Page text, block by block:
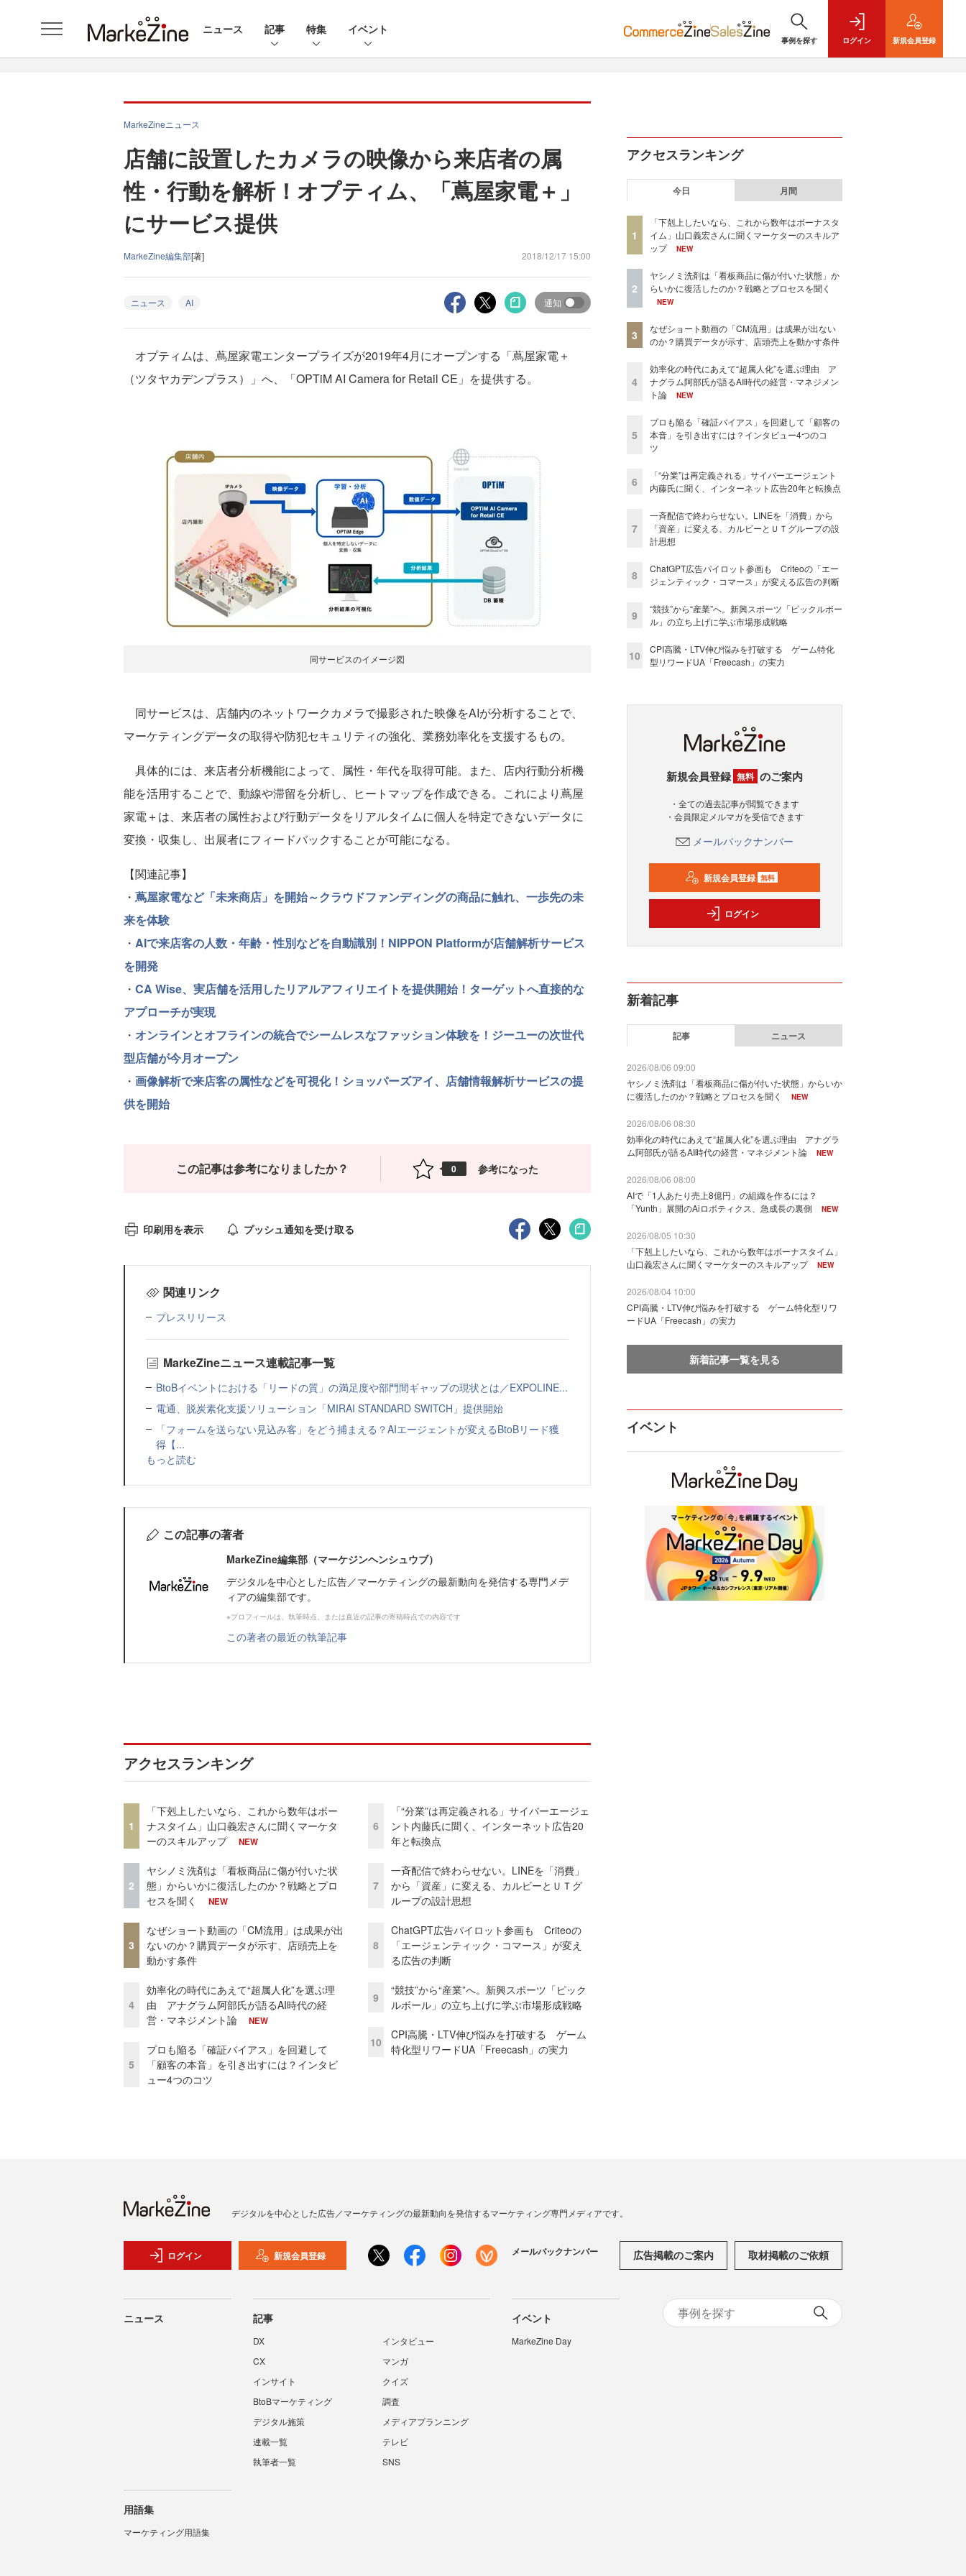
ニュース 記事 特集 イベント
事例を探す ログイン 新規会員登録
MarkeZineニュース
店舗に設置したカメラの映像から来店者の属
性・行動を解析！オプティム、「蔦屋家電＋」
にサービス提供
MarkeZine編集部[著] 2018/12/17 15:00
ニュース AI 通知
オプティムは、蔦屋家電エンタープライズが2019年4月にオープンする「蔦屋家電＋
（ツタヤカデンプラス）」へ、「OPTiM AI Camera for Retail CE」を提供する。
同サービスのイメージ図
同サービスは、店舗内のネットワークカメラで撮影された映像をAIが分析することで、
マーケティングデータの取得や防犯セキュリティの強化、業務効率化を支援するもの。
具体的には、来店者分析機能によって、属性・年代を取得可能。また、店内行動分析機
能を活用することで、動線や滞留を分析し、ヒートマップを作成できる。これにより蔦屋
家電＋は、来店者の属性および行動データをリアルタイムに個人を特定できないデータに
変換・収集し、出展者にフィードバックすることが可能になる。
【関連記事】
・ 蔦屋家電など「未来商店」を開始～クラウドファンディングの商品に触れ、一歩先の未
来を体験
・ AIで来店客の人数・年齢・性別などを自動識別！NIPPON Platformが店舗解析サービス
を開発
・ CA Wise、実店舗を活用したリアルアフィリエイトを提供開始！ターゲットへ直接的な
アプローチが実現
・ オンラインとオフラインの統合でシームレスなファッション体験を！ジーユーの次世代
型店舗が今月オープン
・ 画像解析で来店客の属性などを可視化！ショッパーズアイ、店舗情報解析サービスの提
供を開始
この記事は参考になりましたか？ 0 参考になった
印刷用を表示 プッシュ通知を受け取る
関連リンク
プレスリリース
MarkeZineニュース連載記事一覧
BtoBイベントにおける「リードの質」の満足度や部門間ギャップの現状とは／EXPOLINE...
電通、脱炭素化支援ソリューション「MIRAI STANDARD SWITCH」提供開始
「フォームを送らない見込み客」をどう捕まえる？AIエージェントが変えるBtoBリード獲
得【...
もっと読む
この記事の著者
MarkeZine編集部（マーケジンヘンシュウブ）
デジタルを中心とした広告／マーケティングの最新動向を発信する専門メデ
ィアの編集部です。
※プロフィールは、執筆時点、または直近の記事の寄稿時点での内容です
この著者の最近の執筆記事
アクセスランキング
1
「下剋上したいなら、これから数年はボー
ナスタイム」山口義宏さんに聞くマーケタ
ーのスキルアップ
NEW
2
ヤシノミ洗剤は「看板商品に傷が付いた状
態」からいかに復活したのか？戦略とプロ
セスを聞く
NEW
3
なぜショート動画の「CM流用」は成果が出
ないのか？購買データが示す、店頭売上を
動かす条件
4
効率化の時代にあえて“超属人化”を選ぶ理
由 アナグラム阿部氏が語るAI時代の経
営・マネジメント論
NEW
5
プロも陥る「確証バイアス」を回避して
「顧客の本音」を引き出すには？インタビ
ュー4つのコツ
6
「“分業”は再定義される」サイバーエージェ
ント内藤氏に聞く、インターネット広告20
年と転換点
7
一斉配信で終わらせない。LINEを「消費」
から「資産」に変える、カルビーとＵＴグ
ループの設計思想
8
ChatGPT広告パイロット参画も Criteoの
「エージェンティック・コマース」が変え
る広告の判断
9
“競技”から“産業”へ。新興スポーツ「ピック
ルボール」の立ち上げに学ぶ市場形成戦略
10
CPI高騰・LTV伸び悩みを打破する ゲーム
特化型リワードUA「Freecash」の実力
アクセスランキング
今日 月間
1
「下剋上したいなら、これから数年はボーナスタ
イム」山口義宏さんに聞くマーケターのスキルア
ップ
NEW
2
ヤシノミ洗剤は「看板商品に傷が付いた状態」か
らいかに復活したのか？戦略とプロセスを聞く
NEW
3
なぜショート動画の「CM流用」は成果が出ない
のか？購買データが示す、店頭売上を動かす条件
4
効率化の時代にあえて“超属人化”を選ぶ理由 ア
ナグラム阿部氏が語るAI時代の経営・マネジメン
ト論
NEW
5
プロも陥る「確証バイアス」を回避して「顧客の
本音」を引き出すには？インタビュー4つのコ
ツ
6
「“分業”は再定義される」サイバーエージェント
内藤氏に聞く、インターネット広告20年と転換点
7
一斉配信で終わらせない。LINEを「消費」から
「資産」に変える、カルビーとＵＴグループの設
計思想
8
ChatGPT広告パイロット参画も Criteoの「エー
ジェンティック・コマース」が変える広告の判断
9
“競技”から“産業”へ。新興スポーツ「ピックルボー
ル」の立ち上げに学ぶ市場形成戦略
10
CPI高騰・LTV伸び悩みを打破する ゲーム特化
型リワードUA「Freecash」の実力
新規会員登録 無料 のご案内
・全ての過去記事が閲覧できます
・会員限定メルマガを受信できます
メールバックナンバー
新規会員登録 無料
ログイン
新着記事
記事 ニュース
2026/08/06 09:00
ヤシノミ洗剤は「看板商品に傷が付いた状態」からいか
に復活したのか？戦略とプロセスを聞く
NEW
2026/08/06 08:30
効率化の時代にあえて“超属人化”を選ぶ理由 アナグラ
ム阿部氏が語るAI時代の経営・マネジメント論
NEW
2026/08/06 08:00
AIで「1人あたり売上8億円」の組織を作るには？
「Yunth」展開のAiロボティクス、急成長の裏側
NEW
2026/08/05 10:30
「下剋上したいなら、これから数年はボーナスタイム」
山口義宏さんに聞くマーケターのスキルアップ
NEW
2026/08/04 10:00
CPI高騰・LTV伸び悩みを打破する ゲーム特化型リワ
ードUA「Freecash」の実力
新着記事一覧を見る
イベント
デジタルを中心とした広告／マーケティングの最新動向を発信するマーケティング専門メディアです。
ログイン 新規会員登録 メールバックナンバー 広告掲載のご案内 取材掲載のご依頼
ニュース 記事
DX
インタビュー
CX
マンガ
インサイト
クイズ
BtoBマーケティング
調査
デジタル施策
メディアプランニング
連載一覧
テレビ
執筆者一覧
SNS
イベント
MarkeZine Day
用語集
マーケティング用語集